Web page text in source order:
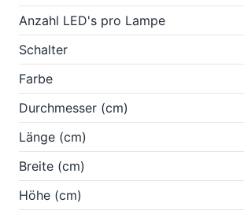
Anzahl LED's pro Lampe
Schalter
Farbe
Durchmesser (cm)
Länge (cm)
Breite (cm)
Höhe (cm)